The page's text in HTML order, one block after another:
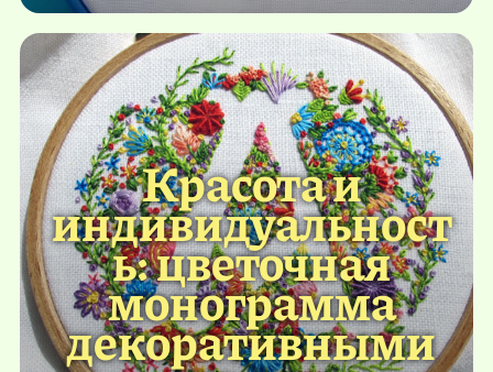
Красота и
индивидуальност
ь: цветочная
монограмма
декоративными